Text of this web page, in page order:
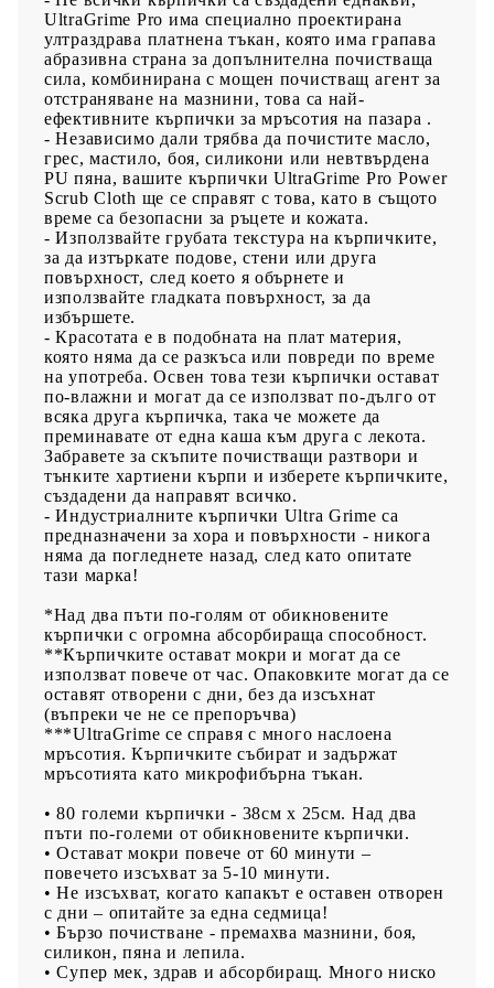
опитате тази марка!
UltraGrime Pro има специално проектирана
ултраздрава платнена тъкан, която има грапава
абразивна страна за допълнителна почистваща
сила, комбинирана с мощен почистващ агент за
отстраняване на мазнини, това са най-
ефективните кърпички за мръсотия на пазара .
- Независимо дали трябва да почистите масло,
грес, мастило, боя, силикони или невтвърдена
PU пяна, вашите кърпички UltraGrime Pro Power
Scrub Cloth ще се справят с това, като в същото
време са безопасни за ръцете и кожата.
- Използвайте грубата текстура на кърпичките,
за да изтъркате подове, стени или друга
повърхност, след което я обърнете и
използвайте гладката повърхност, за да
избършете.
- Красотата е в подобната на плат материя,
която няма да се разкъса или повреди по време
на употреба. Освен това тези кърпички остават
по-влажни и могат да се използват по-дълго от
всяка друга кърпичка, така че можете да
преминавате от една каша към друга с лекота.
Забравете за скъпите почистващи разтвори и
тънките хартиени кърпи и изберете кърпичките,
създадени да направят всичко.
- Индустриалните кърпички Ultra Grime са
предназначени за хора и повърхности - никога
няма да погледнете назад, след като опитате
тази марка!
*Над два пъти по-голям от обикновените
кърпички с огромна абсорбираща способност.
**Кърпичките остават мокри и могат да се
използват повече от час. Опаковките могат да се
оставят отворени с дни, без да изсъхнат
(въпреки че не се препоръчва)
***UltraGrime се справя с много наслоена
мръсотия. Кърпичките събират и задържат
мръсотията като микрофибърна тъкан.
• 80 големи кърпички - 38см х 25см. Над два
пъти по-големи от обикновените кърпички.
• Остават мокри повече от 60 минути –
повечето изсъхват за 5-10 минути.
• Не изсъхват, когато капакът е оставен отворен
с дни – опитайте за една седмица!
• Бързо почистване - премахва мазнини, боя,
силикон, пяна и лепила.
• Супер мек, здрав и абсорбиращ. Много ниско